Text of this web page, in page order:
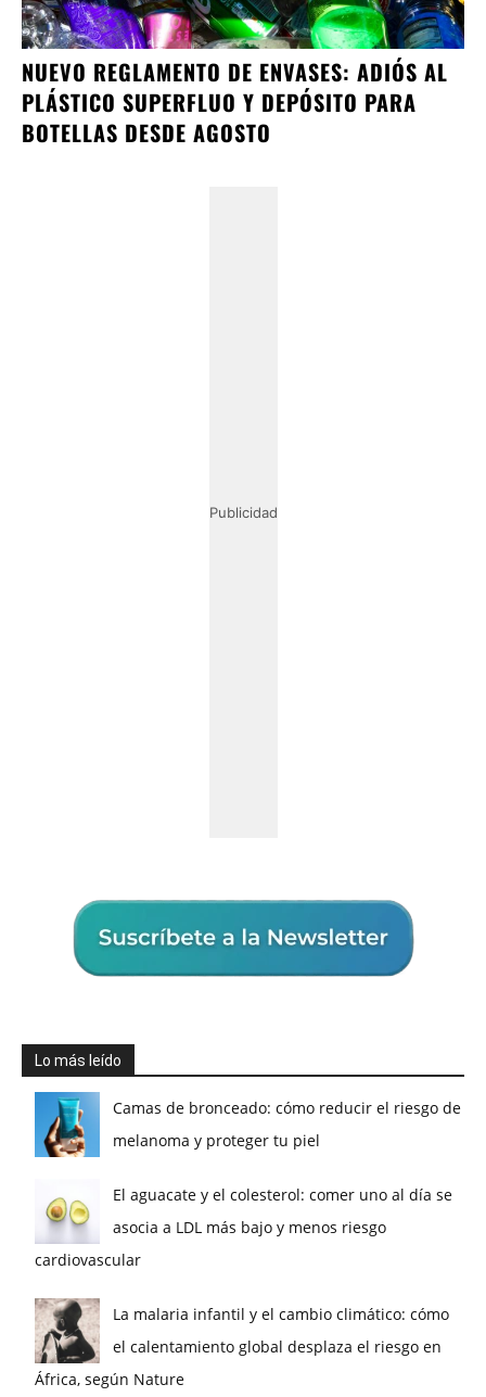
NUEVO REGLAMENTO DE ENVASES: ADIÓS AL
PLÁSTICO SUPERFLUO Y DEPÓSITO PARA
BOTELLAS DESDE AGOSTO
Publicidad
Lo más leído
Camas de bronceado: cómo reducir el riesgo de
melanoma y proteger tu piel
El aguacate y el colesterol: comer uno al día se
asocia a LDL más bajo y menos riesgo
cardiovascular
La malaria infantil y el cambio climático: cómo
el calentamiento global desplaza el riesgo en
África, según Nature